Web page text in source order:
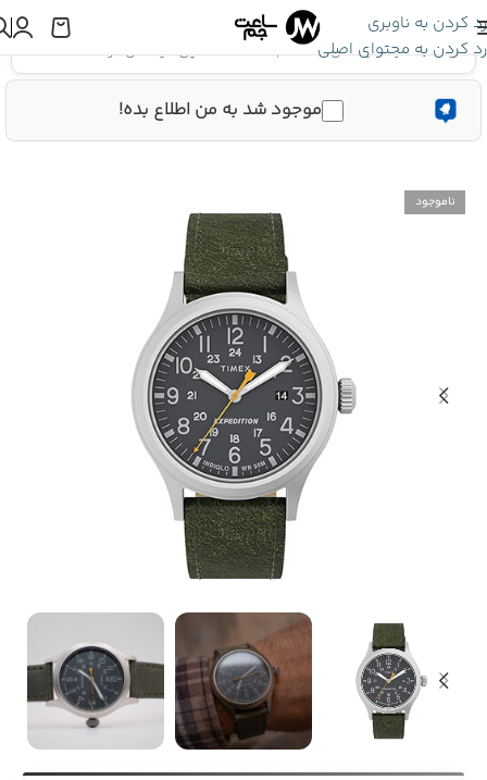
رد کردن به ناوبری
رد کردن به محتوای اصلی
اینجا هستید:تایمکس Expedition »ساعت مچی تایمکس مردانه T49961
موجود شد به من اطلاع بده!
ناموجود